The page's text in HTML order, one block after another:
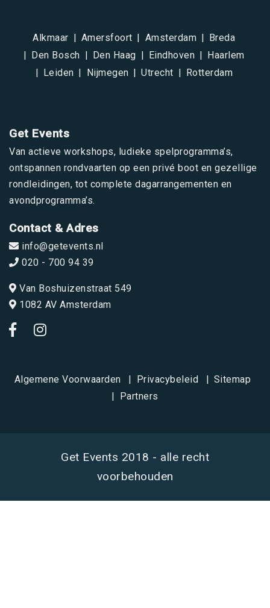
Alkmaar Amersfoort Amsterdam
Breda
Den Bosch
Den Haag Eindhoven
Haarlem
Leiden
Nijmegen Utrecht Rotterdam
Get Events
Van actieve workshops, ludieke spelprogramma’s,
ontspannen rondvaarten op een privé boot en gezellige
rondleidingen, tot complete dagarrangementen en
avondprogramma’s.
Contact & Adres
info@getevents.nl
020 - 700 94 39
Van Boshuizenstraat 549
1082 AV Amsterdam
Algemene Voorwaarden Privacybeleid
Sitemap
Partners
Get Events 2018 - alle recht
voorbehouden